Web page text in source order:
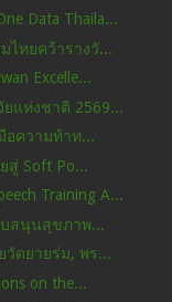
Data Thaila...
ไทยคว้ารางวั...
Excelle...
แห่งชาติ 2569...
อความท้าท...
สู่ Soft Po...
Training A...
บสนุนสุขภาพ...
ดยายร่ม, พร...
on the...